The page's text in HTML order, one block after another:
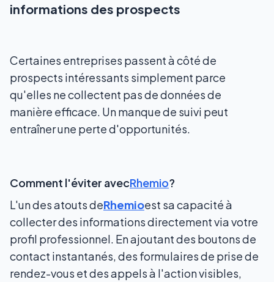
informations des prospects
Certaines entreprises passent à côté de
prospects intéressants simplement parce
qu'elles ne collectent pas de données de
manière efficace. Un manque de suivi peut
entraîner une perte d'opportunités.
Comment l'éviter avecRhemio?
L'un des atouts deRhemioest sa capacité à
collecter des informations directement via votre
profil professionnel. En ajoutant des boutons de
contact instantanés, des formulaires de prise de
rendez-vous et des appels à l'action visibles,